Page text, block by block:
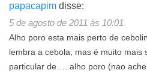
papacapim disse:
5 de agosto de 2011 às 10:01
Alho poro esta mais perto de
lembra a cebola, mas é muito mais
particular de…. alho poro (nao